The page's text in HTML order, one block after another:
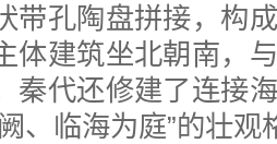
带孔陶盘拼接，构
体建筑坐北朝南，
秦代还修建了连接
、临海为庭”的壮观